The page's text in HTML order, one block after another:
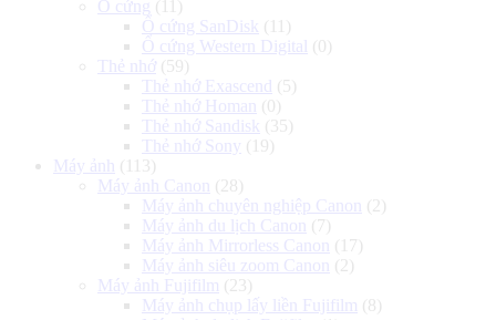
Ổ cứng (11)
Ổ cứng SanDisk (11)
Ổ cứng Western Digital (0)
Thẻ nhớ (59)
Thẻ nhớ Exascend
(5)
Thẻ nhớ Homan
(0)
Thẻ nhớ Sandisk (35)
Thẻ nhớ Sony (19)
Máy ảnh
(113)
Máy ảnh Canon
(28)
Máy ảnh chuyên nghiệp Canon
(2)
Máy ảnh du lịch Canon
(7)
Máy ảnh Mirrorless Canon
(17)
Máy ảnh siêu zoom Canon
(2)
Máy ảnh Fujifilm (23)
Máy ảnh chụp lấy liền Fujifilm (8)